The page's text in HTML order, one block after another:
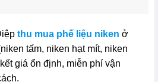
thu mua phế liệu niken ở
tấm, niken hạt mít, niken
giá ổn định, miễn phí vận